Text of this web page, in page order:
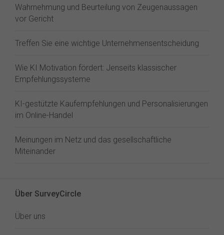
Wahrnehmung und Beurteilung von Zeugenaussagen
vor Gericht
Treffen Sie eine wichtige Unternehmensentscheidung
Wie KI Motivation fördert: Jenseits klassischer
Empfehlungssysteme
KI-gestützte Kaufempfehlungen und Personalisierungen
im Online-Handel
Meinungen im Netz und das gesellschaftliche
Miteinander
Über SurveyCircle
Über uns